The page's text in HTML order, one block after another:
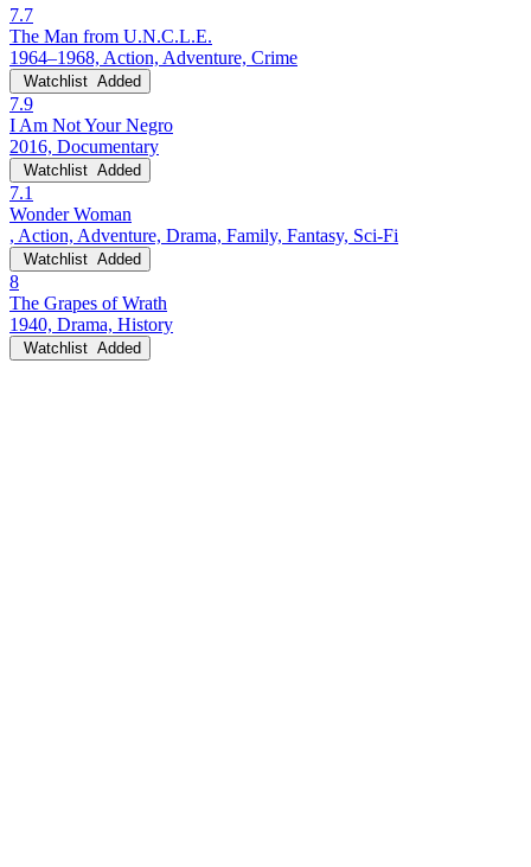
7.7
The Man from U.N.C.L.E.
1964–1968, Action, Adventure, Crime
Watchlist Added
7.9
I Am Not Your Negro
2016, Documentary
Watchlist Added
7.1
Wonder Woman
, Action, Adventure, Drama, Family, Fantasy, Sci-Fi
Watchlist Added
8
The Grapes of Wrath
1940, Drama, History
Watchlist Added